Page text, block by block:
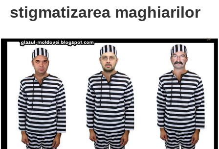
stigmatizarea maghiarilor